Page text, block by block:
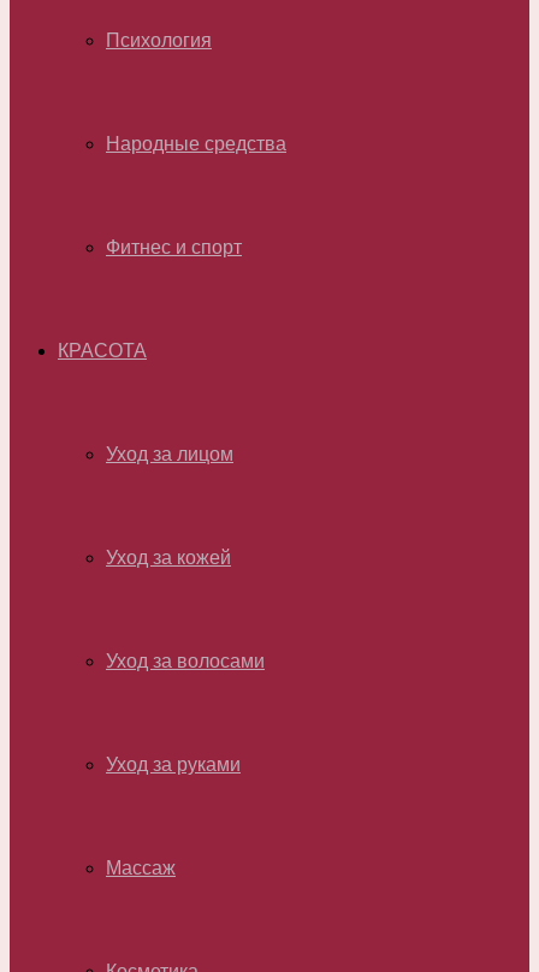
Психология
Народные средства
Фитнес и спорт
КРАСОТА
Уход за лицом
Уход за кожей
Уход за волосами
Уход за руками
Массаж